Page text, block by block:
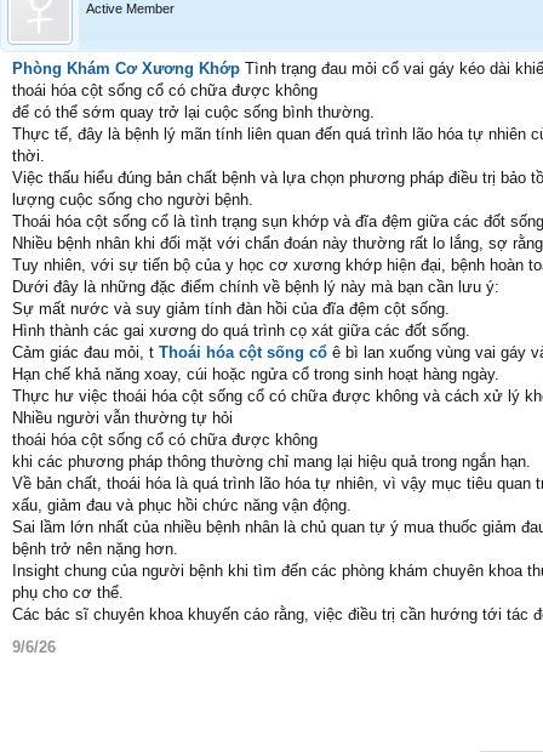
Active Member
Phòng Khám Cơ Xương Khớp Tình trạng đau mỏi cổ vai gáy kéo dài
thoái hóa cột sống cổ có chữa được không
để có thể sớm quay trở lại cuộc sống bình thường.
Thực tế, đây là bệnh lý mãn tính liên quan đến quá trình lão hóa tự nhiên
thời.
Việc thấu hiểu đúng bản chất bệnh và lựa chọn phương pháp điều trị bảo
lượng cuộc sống cho người bệnh.
Thoái hóa cột sống cổ là tình trạng sụn khớp và đĩa đệm giữa các đốt
Nhiều bệnh nhân khi đối mặt với chẩn đoán này thường rất lo lắng, sợ
Tuy nhiên, với sự tiến bộ của y học cơ xương khớp hiện đại, bệnh hoàn
Dưới đây là những đặc điểm chính về bệnh lý này mà bạn cần lưu ý:
Sự mất nước và suy giảm tính đàn hồi của đĩa đệm cột sống.
Hình thành các gai xương do quá trình cọ xát giữa các đốt sống.
Cảm giác đau mỏi, t Thoái hóa cột sống cổ ê bì lan xuống vùng vai gáy
Hạn chế khả năng xoay, cúi hoặc ngửa cổ trong sinh hoạt hàng ngày.
Thực hư việc thoái hóa cột sống cổ có chữa được không và cách xử lý
Nhiều người vẫn thường tự hỏi
thoái hóa cột sống cổ có chữa được không
khi các phương pháp thông thường chỉ mang lại hiệu quả trong ngắn hạn.
Về bản chất, thoái hóa là quá trình lão hóa tự nhiên, vì vậy mục tiêu quan
xấu, giảm đau và phục hồi chức năng vận động.
Sai lầm lớn nhất của nhiều bệnh nhân là chủ quan tự ý mua thuốc giảm
bệnh trở nên nặng hơn.
Insight chung của người bệnh khi tìm đến các phòng khám chuyên khoa
phụ cho cơ thể.
Các bác sĩ chuyên khoa khuyến cáo rằng, việc điều trị cần hướng tới tác
9/6/26